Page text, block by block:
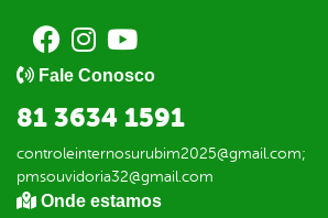
Fale Conosco
81 3634 1591
controleinternosurubim2025@gmail.com;
pmsouvidoria32@gmail.com
Onde estamos